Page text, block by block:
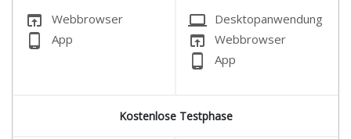
open_in_browser Webbrowser
phone_android App
laptop Desktopanwendung
open_in_browser Webbrowser
phone_android App
Kostenlose Testphase